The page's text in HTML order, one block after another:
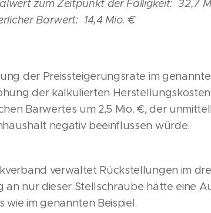
zum Zeitpunkt der Fälligkeit: 32,7
Barwert: 14,4 Mio. €
der Preissteigerungsrate im
der kalkulierten
Barwertes um 2,5 Mio. €, der
negativ beeinflussen würde.
verwaltet Rückstellungen im
an nur dieser Stellschraube hätte eine
wie im genannten Beispiel.